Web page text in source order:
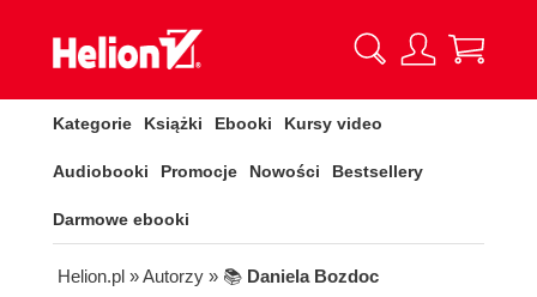
Kategorie Książki Ebooki Kursy video
Audiobooki Promocje Nowości Bestsellery
Darmowe ebooki
Helion.pl » Autorzy » 📚 Daniela Bozdoc